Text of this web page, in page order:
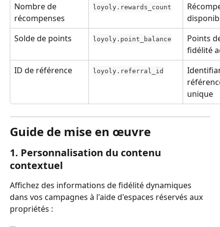
Nombre de
récompenses
loyoly.rewards_count
Solde de points
loyoly.point_balance
Points
fidélité
ID de référence
loyoly.referral_id
unique
Guide de mise en œuvre
1. Personnalisation du contenu
contextuel
Affichez des informations de fidélité dynamiques
dans vos campagnes à l'aide d'espaces réservés aux
propriétés :